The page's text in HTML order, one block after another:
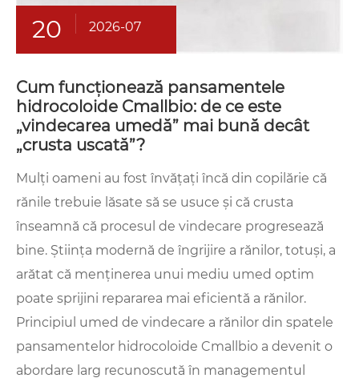
20 2026-07
Cum funcționează pansamentele
hidrocoloide Cmallbio: de ce este
„vindecarea umedă” mai bună decât
„crusta uscată”?
Mulți oameni au fost învățați încă din copilărie că
rănile trebuie lăsate să se usuce și că crusta
înseamnă că procesul de vindecare progresează
bine. Știința modernă de îngrijire a rănilor, totuși, a
arătat că menținerea unui mediu umed optim
poate sprijini repararea mai eficientă a rănilor.
Principiul umed de vindecare a rănilor din spatele
pansamentelor hidrocoloide Cmallbio a devenit o
abordare larg recunoscută în managementul